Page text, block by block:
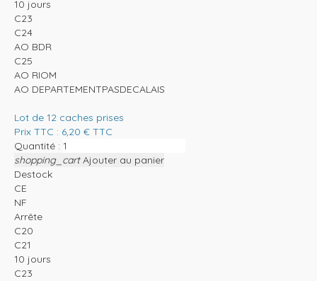
10 jours
C23
C24
AO BDR
C25
AO RIOM
AO DEPARTEMENTPASDECALAIS
Lot de 12 caches prises
Prix TTC : 6,20 € TTC
Quantité :
shopping_cart Ajouter au panier
Destock
CE
NF
Arrête
C20
C21
10 jours
C23